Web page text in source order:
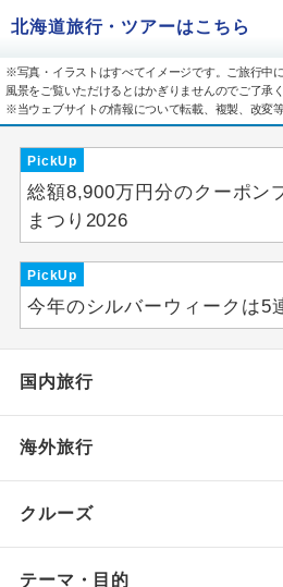
北海道旅行・ツアーはこちら
※写真・イラストはすべてイメージです。ご旅行中
風景をご覧いただけるとはかぎりませんのでご了承く
※当ウェブサイトの情報について転載、複製、改変等
PickUp
総額8,900万円分のクーポン
まつり2026
PickUp
今年のシルバーウィークは5
国内旅行
海外旅行
クルーズ
テーマ・目的